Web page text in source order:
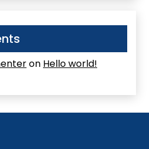
on Hello world!